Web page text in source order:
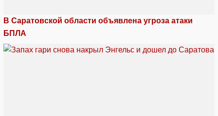
В Саратовской области объявлена угроза атаки
БПЛА